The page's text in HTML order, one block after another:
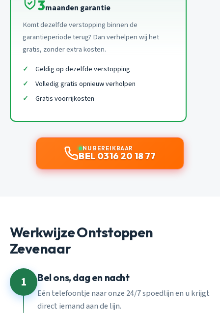
3maanden garantie
Komt dezelfde verstopping binnen de
garantieperiode terug? Dan verhelpen wij het
gratis, zonder extra kosten.
Geldig op dezelfde verstopping
Volledig gratis opnieuw verholpen
Gratis voorrijkosten
NU BEREIKBAAR
BEL 0316 20 18 77
Werkwijze Ontstoppen
Zevenaar
1 Bel ons, dag en nacht
Eén telefoontje naar onze 24/7 spoedlijn en u krijgt
direct iemand aan de lijn.